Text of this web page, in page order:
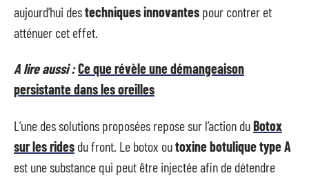
aujourd’hui destechniques innovantes pour contrer et
atténuer cet effet.
A lire aussi :Ce que révèle une démangeaison
persistante dans les oreilles
L’une des solutions proposées repose sur l’action duBotox
sur les rides du front. Le botox outoxine botulique type A
est une substance qui peut être injectée afin de détendre